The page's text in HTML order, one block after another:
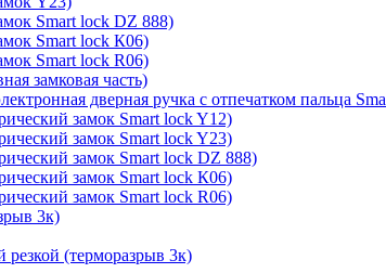
Smart lock DZ 888)
Smart lock К06)
Smart lock R06)
замковая часть)
дверная ручка с отпечатком пальца
замок Smart lock Y12)
замок Smart lock Y23)
замок Smart lock DZ 888)
замок Smart lock К06)
замок Smart lock R06)
3к)
(терморазрыв 3к)